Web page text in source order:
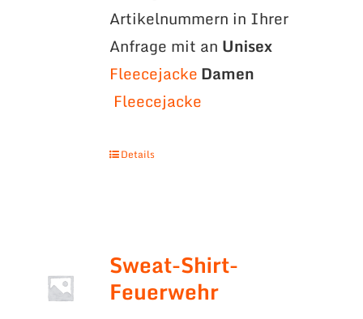
Artikelnummern in Ihrer
Anfrage mit an Unisex
FleecejackeDamen
Fleecejacke
Details
Sweat-Shirt-
Feuerwehr